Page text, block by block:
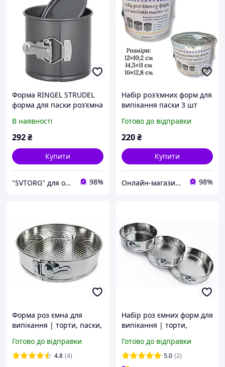
Форма RINGEL STRUDEL
форма для паски роз'ємна
10213-12)
В наявності
292₴
Купити
"SVTORG" для офісу і дому - інтернет магазин 98%
Набір роз'ємних форм для
випікання паски 3 шт
Готово до відправки
220₴
Купити
Онлайн-магазин "Optotorg.com" 98%
Форма роз ємна для
випікання | торти, паски,
21 см, висота 6,5 см,
алюміній, знімне дно
Готово до відправки
4.8 (4)
Набір роз ємних форм для
випікання | торти,
3 шт., діаметри 25 см, 21
см, 18 см, висота 6,5 см
Готово до відправки
5.0 (2)